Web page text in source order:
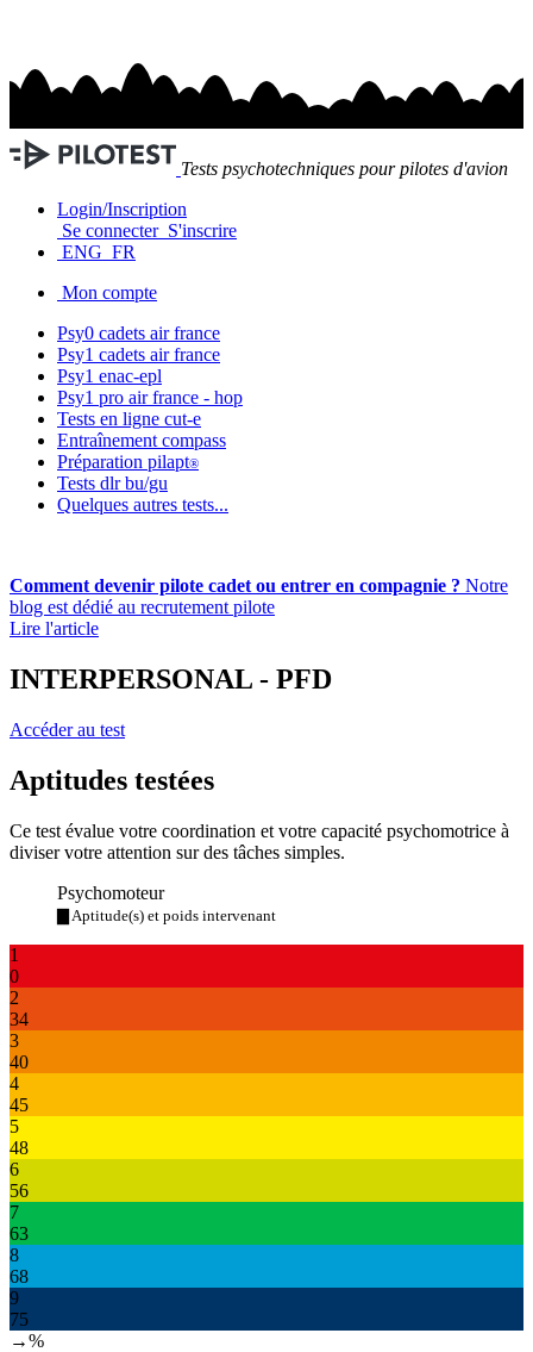
Tests psychotechniques pour pilotes d'avion
Login/Inscription
Se connecter S'inscrire
ENG FR
Mon compte
Psy0 cadets air france
Psy1 cadets air france
Psy1 enac-epl
Psy1 pro air france - hop
Tests en ligne cut-e
Entraînement compass
Préparation pilapt®
Tests dlr bu/gu
Quelques autres tests...
Comment devenir pilote cadet ou entrer en compagnie ? Notre
blog est dédié au recrutement pilote
Lire l'article
INTERPERSONAL - PFD
Accéder au test
Aptitudes testées
Ce test évalue votre coordination et votre capacité psychomotrice à
diviser votre attention sur des tâches simples.
Psychomoteur
▇ Aptitude(s) et poids intervenant
1
0
2
34
3
40
4
45
5
48
6
56
7
63
8
68
9
75
→%